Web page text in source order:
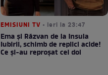
EMISIUNI TV • ieri la 23:47
Ema și Răzvan de la Insula
Iubirii, schimb de replici acide!
Ce și-au reproșat cei doi